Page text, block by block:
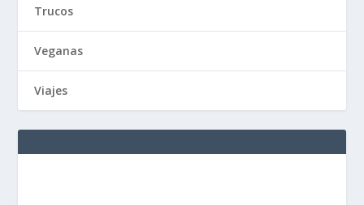
Trucos
Veganas
Viajes